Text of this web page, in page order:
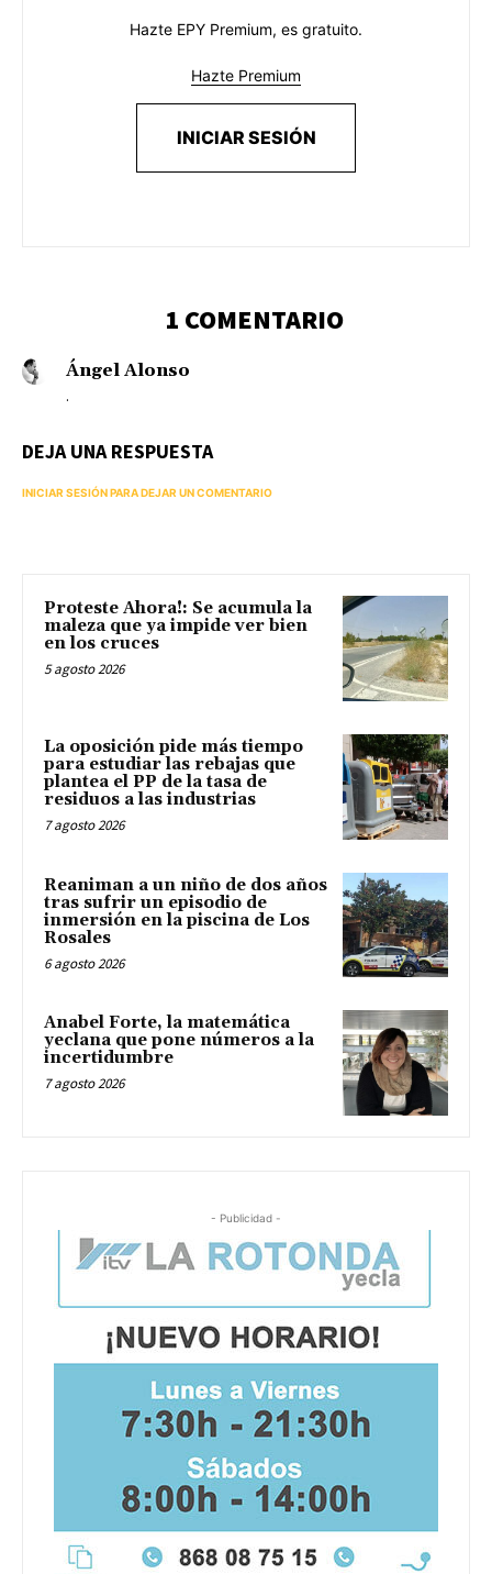
Hazte EPY Premium, es gratuito.
Hazte Premium
INICIAR SESIÓN
1 COMENTARIO
Ángel Alonso
.
DEJA UNA RESPUESTA
INICIAR SESIÓN PARA DEJAR UN COMENTARIO
Proteste Ahora!: Se acumula la
maleza que ya impide ver bien
en los cruces
5 agosto 2026
La oposición pide más tiempo
para estudiar las rebajas que
plantea el PP de la tasa de
residuos a las industrias
7 agosto 2026
Reaniman a un niño de dos años
tras sufrir un episodio de
inmersión en la piscina de Los
Rosales
6 agosto 2026
Anabel Forte, la matemática
yeclana que pone números a la
incertidumbre
7 agosto 2026
- Publicidad -